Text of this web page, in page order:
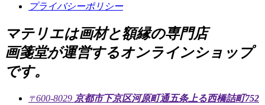
プライバシーポリシー
マテリエは画材と額縁の専門店
画箋堂が運営するオンラインショップ
です。
〒600-8029 京都市下京区河原町通五条上る西橋詰町752